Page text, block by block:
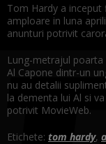
Tom Hardy a
amploare in luna
anunturi potrivit
Lung-metrajul
Al Capone dintr-un
nu au detalii
la dementa lui Al si
potrivit MovieWeb.
Etichete: tom hardy,